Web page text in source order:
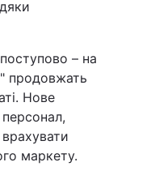
– на
продовжать
Нове
маркету.